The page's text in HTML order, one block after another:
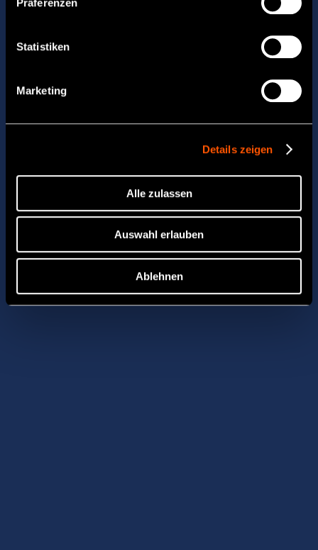
Präferenzen
Statistiken
Marketing
Details zeigen
Alle zulassen
Auswahl erlauben
Ablehnen